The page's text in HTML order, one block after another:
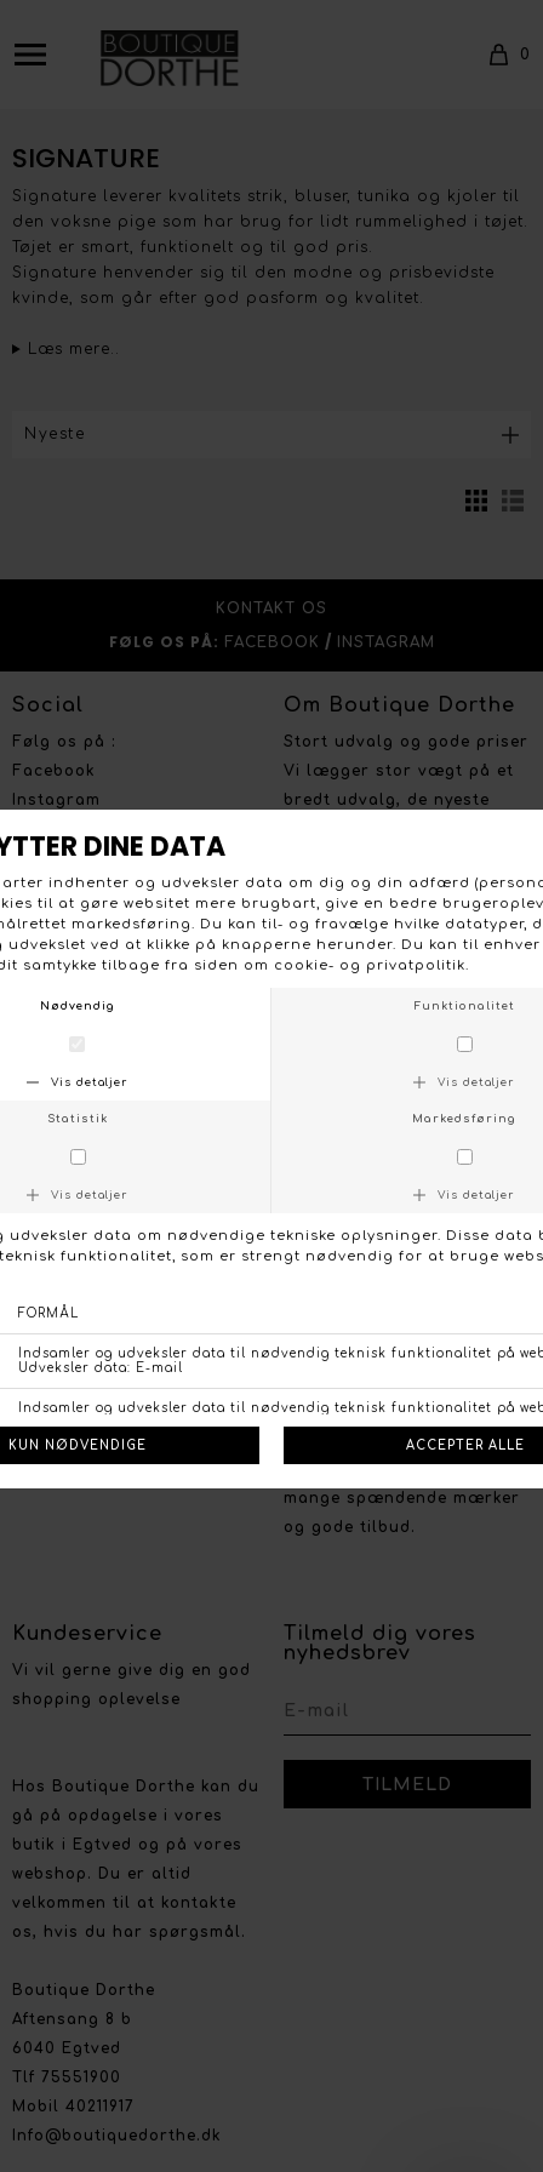
0
SIGNATURE
Signature leverer kvalitets strik, bluser, tunika og kjoler til
den voksne pige som har brug for lidt rummelighed i tøjet.
Tøjet er smart, funktionelt og til god pris.
Signature henvender sig til den modne og prisbevidste
kvinde, som går efter god pasform og kvalitet.
Læs mere..
KONTAKT OS
FØLG OS PÅ: FACEBOOK / INSTAGRAM
Social
Følg os på :
Facebook
Instagram
Handelsbetingelser
Persondata politik
Fortrydelsesret
Om Boutique Dorthe
Stort udvalg og gode priser
Vi lægger stor vægt på et
bredt udvalg, de nyeste
gå på kompromis med
kvaliteten.
Brug for hjælp
Så har du brug for en
professionel og personlig
vi altid klar til at yde vores
bedste. Vi vægter personlig
vejledning meget højt og
også over telefonen, og vi
går rigtig langt for, at finde
Webshoppen
om det er den rigtige str.
eller vare du er ved at købe
på vores webshop. Find
mange spændende mærker
og gode tilbud.
Kundeservice
Vi vil gerne give dig en god
shopping oplevelse
Hos Boutique Dorthe kan du
gå på opdagelse i vores
butik i Egtved og på vores
webshop. Du er altid
velkommen til at kontakte
os, hvis du har spørgsmål.
Boutique Dorthe
Aftensang 8 b
6040 Egtved
Tlf 75551900
Mobil 40211917
Info@boutiquedorthe.dk
Tilmeld dig vores
nyhedsbrev